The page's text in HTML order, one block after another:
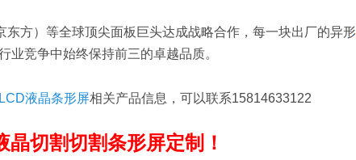
方）等全球顶尖面板巨头达成战略合作，每一块出厂的异形
业竞争中始终保持前三的卓越品质。
LCD液晶条形屏相关产品信息，可以联系15814633122
晶切割切割条形屏定制！